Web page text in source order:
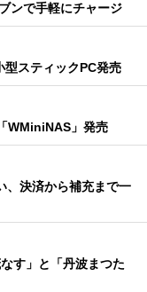
ンで手軽にチャージ
スティックPC発売
WMiniNAS」発売
、決済から補充まで一
す」と「丹波まつた